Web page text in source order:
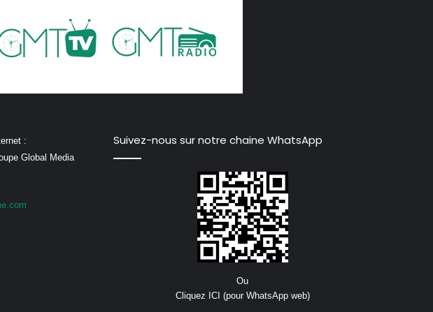
:
Global Media
Suivez-nous sur notre chaine WhatsApp
Ou
Cliquez ICI (pour WhatsApp web)